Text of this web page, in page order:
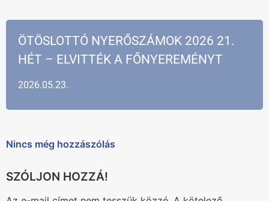
2026.05.23.
ÖTÖSLOTTÓ NYERŐSZÁMOK 2026 21.
HÉT – ELVITTÉK A FŐNYEREMÉNYT
Nincs még hozzászólás